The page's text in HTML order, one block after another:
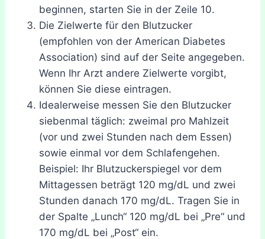
beginnen, starten Sie in der Zeile 10.
Die Zielwerte für den Blutzucker
(empfohlen von der American Diabetes
Association) sind auf der Seite angegeben.
Wenn Ihr Arzt andere Zielwerte vorgibt,
können Sie diese eintragen.
Idealerweise messen Sie den Blutzucker
siebenmal täglich: zweimal pro Mahlzeit
(vor und zwei Stunden nach dem Essen)
sowie einmal vor dem Schlafengehen.
Beispiel: Ihr Blutzuckerspiegel vor dem
Mittagessen beträgt 120 mg/dL und zwei
Stunden danach 170 mg/dL. Tragen Sie in
der Spalte „Lunch“ 120 mg/dL bei „Pre“ und
170 mg/dL bei „Post“ ein.